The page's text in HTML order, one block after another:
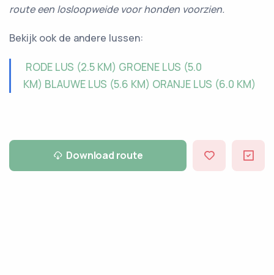
route een losloopweide voor honden voorzien.
Bekijk ook de andere lussen:
RODE LUS (2.5 KM) GROENE LUS (5.0
KM) BLAUWE LUS (5.6 KM) ORANJE LUS (6.0 KM)
Download route